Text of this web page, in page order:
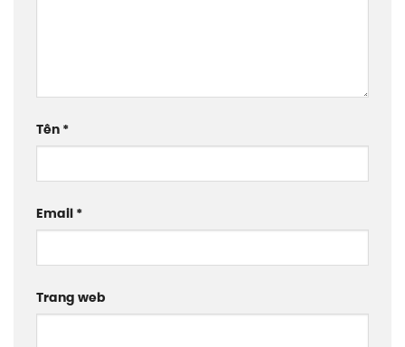
Tên *
Email *
Trang web